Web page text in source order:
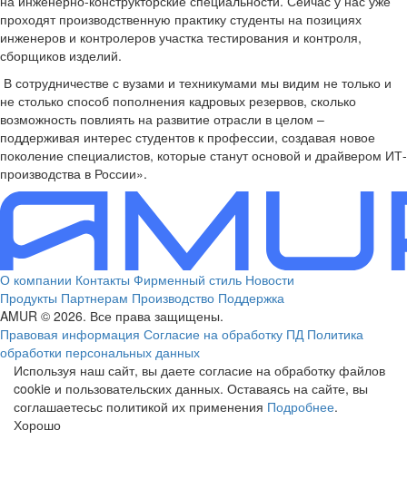
проходят производственную практику студенты на позициях
инженеров и контролеров участка тестирования и контроля,
сборщиков изделий.
В сотрудничестве с вузами и техникумами мы видим не только и
не столько способ пополнения кадровых резервов, сколько
возможность повлиять на развитие отрасли в целом –
поддерживая интерес студентов к профессии, создавая новое
поколение специалистов, которые станут основой и драйвером ИТ-
производства в России».
О компании Контакты Фирменный стиль Новости
Продукты Партнерам Производство Поддержка
AMUR © 2026. Все права защищены.
Правовая информация Согласие на обработку ПД Политика
обработки персональных данных
Используя наш сайт, вы даете согласие на обработку файлов
cookie и пользовательских данных. Оставаясь на сайте, вы
соглашаетесьс политикой их применения Подробнее.
Хорошо